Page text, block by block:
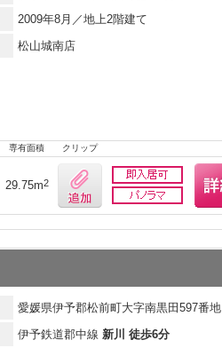
2009年8月／地上2階建て
松山城南店
専有面積 クリップ
29.75m2
愛媛県伊予郡松前町大字南黒田597番地
伊予鉄道郡中線 新川 徒歩6分